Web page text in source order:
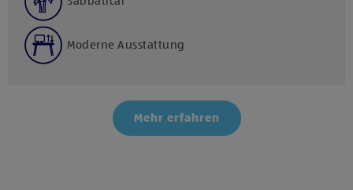
Moderne Ausstattung
Mehr erfahren